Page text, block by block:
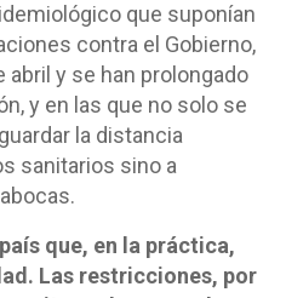
que suponían
contra el Gobierno,
y se han prolongado
y en las que no solo se
la distancia
sanitarios sino a
que, en la práctica,
Las restricciones, por